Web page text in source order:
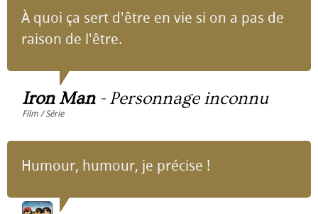
À quoi ça sert d'être en vie si on a pas de
raison de l'être.
Iron Man- Personnage inconnu
Film / Série
Humour, humour, je précise !